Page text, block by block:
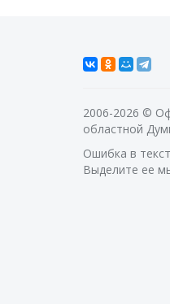
2006-2026 ©
областной
Ошибка в
Выделите ее